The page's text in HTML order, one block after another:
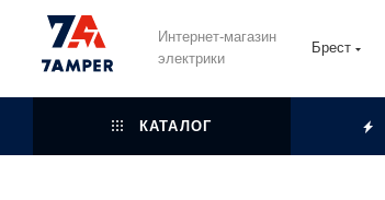
Интернет-магазин
электрики
Брест
КАТАЛОГ